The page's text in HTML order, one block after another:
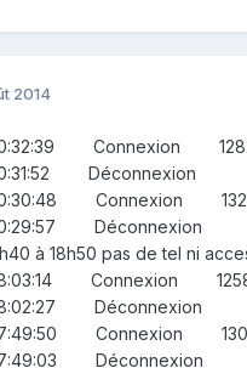
2014
10:32:39 Connexion
à 10:31:52
10:30:48 Connexion
Déconnexion
à 18h50 pas de tel ni
18:03:14 Connexion
à 18:02:27
17:49:50 Connexion
à 17:49:03